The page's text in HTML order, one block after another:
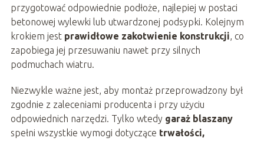
przygotować odpowiednie podłoże, najlepiej w postaci
betonowej wylewki lub utwardzonej podsypki. Kolejnym
krokiem jest prawidłowe zakotwienie konstrukcji, co
zapobiega jej przesuwaniu nawet przy silnych
podmuchach wiatru.
Niezwykle ważne jest, aby montaż przeprowadzony był
zgodnie z zaleceniami producenta i przy użyciu
odpowiednich narzędzi. Tylko wtedy garaż blaszany
spełni wszystkie wymogi dotyczące trwałości,